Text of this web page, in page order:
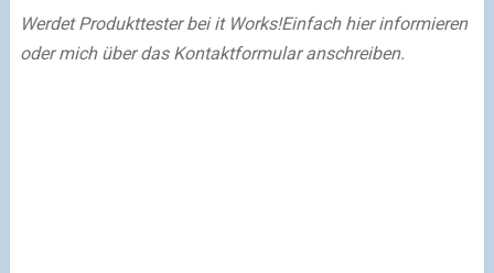
Werdet Produkttester beiit Works!Einfach hier informieren
oder mich über das Kontaktformular anschreiben.